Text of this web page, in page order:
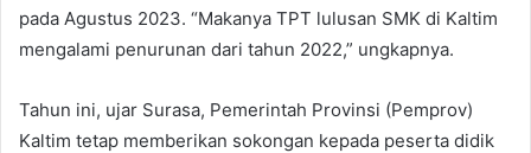
pada Agustus 2023. “Makanya TPT lulusan SMK di Kaltim
mengalami penurunan dari tahun 2022,” ungkapnya.
Tahun ini, ujar Surasa, Pemerintah Provinsi (Pemprov)
Kaltim tetap memberikan sokongan kepada peserta didik